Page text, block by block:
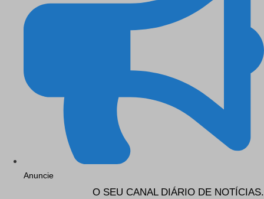
Anuncie
O SEU CANAL DIÁRIO DE NOTÍCIAS.